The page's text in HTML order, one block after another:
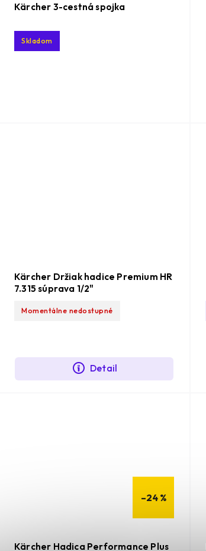
Kärcher 3-cestná spojka
Skladom
Kärcher Držiak hadice Premium HR
7.315 súprava 1/2"
Momentálne nedostupné
Detail
–24 %
Kärcher Hadica Performance Plus